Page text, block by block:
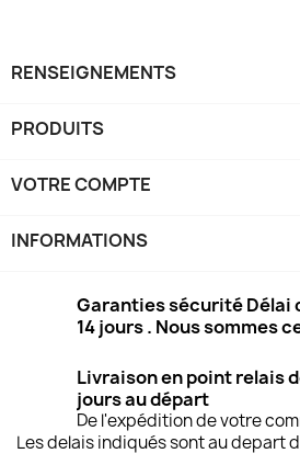
RENSEIGNEMENTS
PRODUITS
VOTRE COMPTE
INFORMATIONS
Garanties sécurité Délai
14 jours . Nous sommes
Livraison en point relais
jours au départ
De l'expédition de votre
Les delais indiqués sont au depart